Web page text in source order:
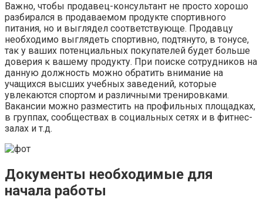
Важно, чтобы продавец-консультант не просто хорошо
разбирался в продаваемом продукте спортивного
питания, но и выглядел соответствующе. Продавцу
необходимо выглядеть спортивно, подтянуто, в тонусе,
так у ваших потенциальных покупателей будет больше
доверия к вашему продукту. При поиске сотрудников на
данную должность можно обратить внимание на
учащихся высших учебных заведений, которые
увлекаются спортом и различными тренировками.
Вакансии можно разместить на профильных площадках,
в группах, сообществах в социальных сетях и в фитнес-
залах и т.д.
Документы необходимые для
начала работы